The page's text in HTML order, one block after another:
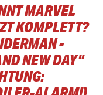
MARVEL
KOMPLETT?
-
NEW DAY"